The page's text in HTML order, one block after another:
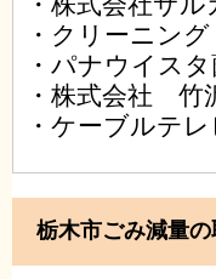
・クリーニン
・パナウイス
・株式会社 竹
・ケーブルテ
栃木市ごみ減量